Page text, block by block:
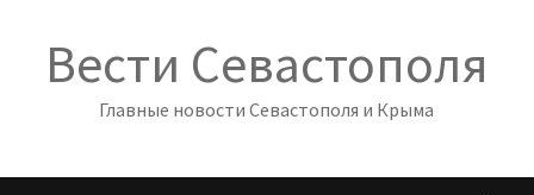
содержимому
Вести Севастополя
Главные новости Севастополя и Крыма